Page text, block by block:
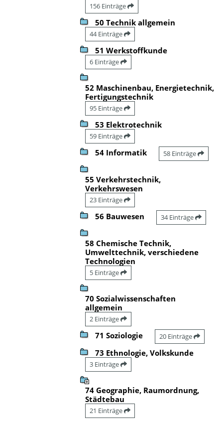
156 Einträge
50 Technik allgemein
44 Einträge
51 Werkstoffkunde
6 Einträge
52 Maschinenbau, Energietechnik,
Fertigungstechnik
95 Einträge
53 Elektrotechnik
59 Einträge
54 Informatik 58 Einträge
55 Verkehrstechnik,
Verkehrswesen
23 Einträge
56 Bauwesen 34 Einträge
58 Chemische Technik,
Umwelttechnik, verschiedene
Technologien
5 Einträge
70 Sozialwissenschaften
allgemein
2 Einträge
71 Soziologie 20 Einträge
73 Ethnologie, Volkskunde
3 Einträge
74 Geographie, Raumordnung,
Städtebau
21 Einträge